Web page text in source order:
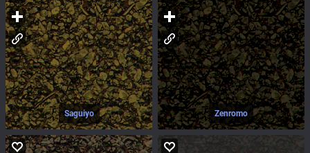
Saguiyo Zenromo